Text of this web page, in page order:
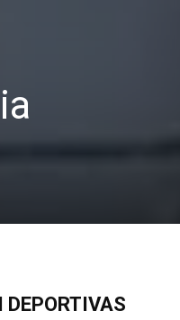
DEPORTIVAS